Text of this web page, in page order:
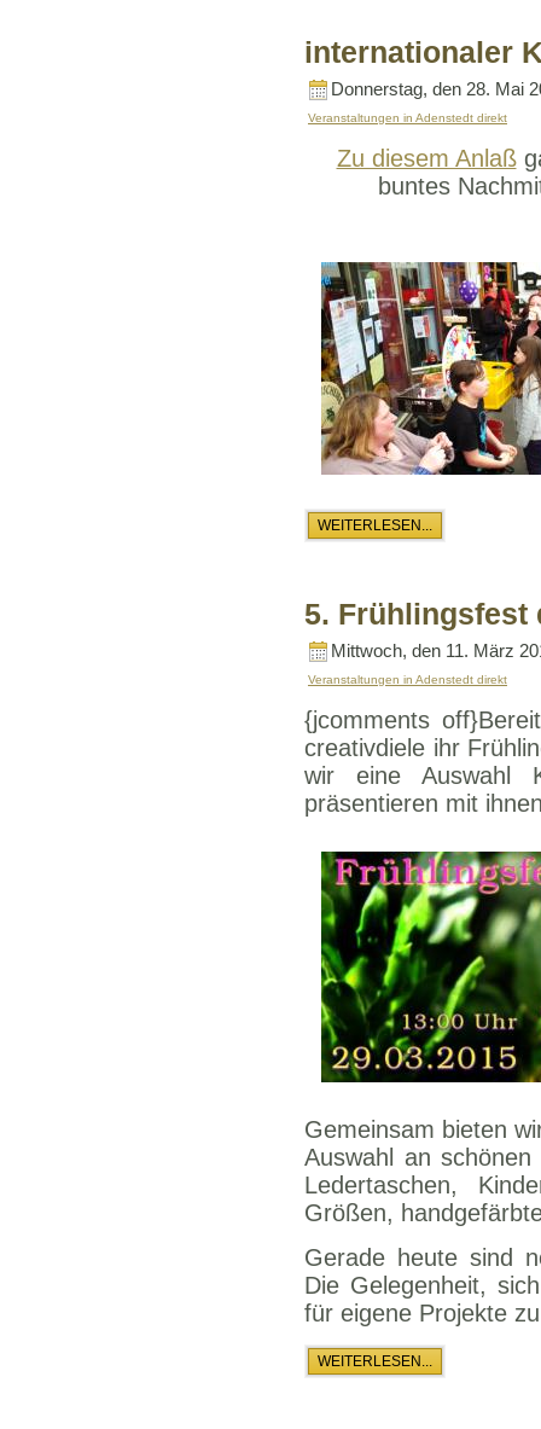
internationaler
Donnerstag, den 28. Mai
Veranstaltungen in Adenstedt direkt
Zu diesem Anlaß
buntes
WEITERLESEN...
5. Frühlingsfest
Mittwoch, den 11. März
Veranstaltungen in Adenstedt direkt
{jcomments
creativdiele ihr
wir eine Auswahl
präsentieren mit
Gemeinsam bieten
Auswahl an
Ledertaschen,
Größen,
Gerade heute sind
Die Gelegenheit,
für eigene Projekte
WEITERLESEN...